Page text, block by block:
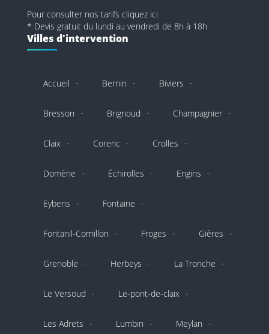
Pour consulter nos tarifs cliquez ici
* Devis gratuit du lundi au vendredi de 8h à 18h
Villes d'intervention
Accueil Bernin Biviers
Bresson Brignoud Champagnier
Claix Corenc Crolles
Domène Échirolles Engins
Eybens Fontaine
Fontanil-Cornillon Froges Gières
Grenoble Herbeys La Tronche
Le Versoud Le-pont-de-claix
Les Adrets Lumbin Meylan